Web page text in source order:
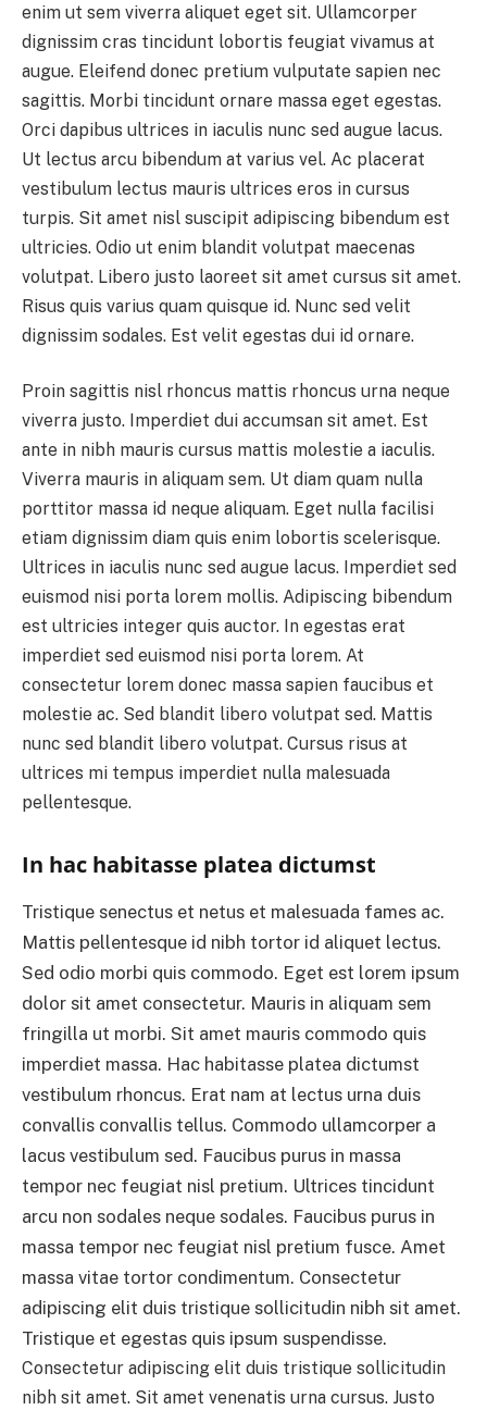
enim ut sem viverra aliquet eget sit. Ullamcorper
dignissim cras tincidunt lobortis feugiat vivamus at
augue. Eleifend donec pretium vulputate sapien nec
sagittis. Morbi tincidunt ornare massa eget egestas.
Orci dapibus ultrices in iaculis nunc sed augue lacus.
Ut lectus arcu bibendum at varius vel. Ac placerat
vestibulum lectus mauris ultrices eros in cursus
turpis. Sit amet nisl suscipit adipiscing bibendum est
ultricies. Odio ut enim blandit volutpat maecenas
volutpat. Libero justo laoreet sit amet cursus sit amet.
Risus quis varius quam quisque id. Nunc sed velit
dignissim sodales. Est velit egestas dui id ornare.
Proin sagittis nisl rhoncus mattis rhoncus urna neque
viverra justo. Imperdiet dui accumsan sit amet. Est
ante in nibh mauris cursus mattis molestie a iaculis.
Viverra mauris in aliquam sem. Ut diam quam nulla
porttitor massa id neque aliquam. Eget nulla facilisi
etiam dignissim diam quis enim lobortis scelerisque.
Ultrices in iaculis nunc sed augue lacus. Imperdiet sed
euismod nisi porta lorem mollis. Adipiscing bibendum
est ultricies integer quis auctor. In egestas erat
imperdiet sed euismod nisi porta lorem. At
consectetur lorem donec massa sapien faucibus et
molestie ac. Sed blandit libero volutpat sed. Mattis
nunc sed blandit libero volutpat. Cursus risus at
ultrices mi tempus imperdiet nulla malesuada
pellentesque.
In hac habitasse platea dictumst
Tristique senectus et netus et malesuada fames ac.
Mattis pellentesque id nibh tortor id aliquet lectus.
Sed odio morbi quis commodo. Eget est lorem ipsum
dolor sit amet consectetur. Mauris in aliquam sem
fringilla ut morbi. Sit amet mauris commodo quis
imperdiet massa. Hac habitasse platea dictumst
vestibulum rhoncus. Erat nam at lectus urna duis
convallis convallis tellus. Commodo ullamcorper a
lacus vestibulum sed. Faucibus purus in massa
tempor nec feugiat nisl pretium. Ultrices tincidunt
arcu non sodales neque sodales. Faucibus purus in
massa tempor nec feugiat nisl pretium fusce. Amet
massa vitae tortor condimentum. Consectetur
adipiscing elit duis tristique sollicitudin nibh sit amet.
Tristique et egestas quis ipsum suspendisse.
Consectetur adipiscing elit duis tristique sollicitudin
nibh sit amet. Sit amet venenatis urna cursus. Justo